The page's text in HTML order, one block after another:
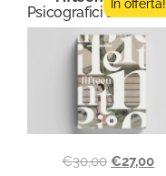
Psicografici Editore
In offerta!
€30,00 €27,00